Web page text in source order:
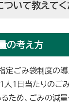
いて教えて
の考え方
定ごみ袋制度の
1日当たりのご
ため、ごみの減量